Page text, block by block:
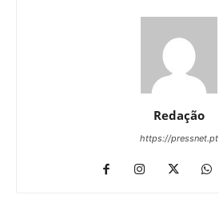
Redação
https://pressnet.pt